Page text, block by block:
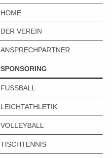
HOME
DER VEREIN
ANSPRECHPARTNER
SPONSORING
FUSSBALL
LEICHTATHLETIK
VOLLEYBALL
TISCHTENNIS